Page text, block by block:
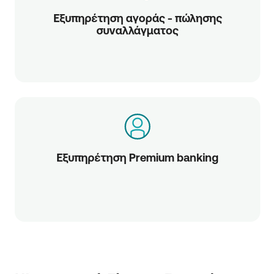
Εξυπηρέτηση αγοράς - πώλησης
συναλλάγματος
Εξυπηρέτηση Premium banking